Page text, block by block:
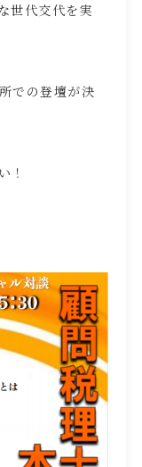
世代交代を実
での登壇が決
！